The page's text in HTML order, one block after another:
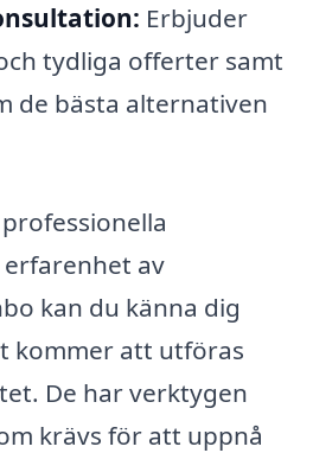
Erbjuder
tydliga offerter samt
de bästa alternativen
av
kan du känna dig
kommer att utföras
De har verktygen
krävs för att uppnå